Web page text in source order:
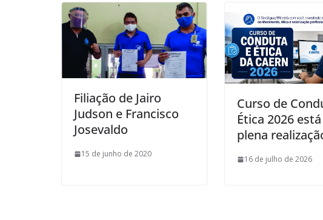
Filiação de Jairo
Judson e Francisco
Josevaldo
15 de junho de 2020
Curso de
Ética 2026
plena
16 de julho de 2026